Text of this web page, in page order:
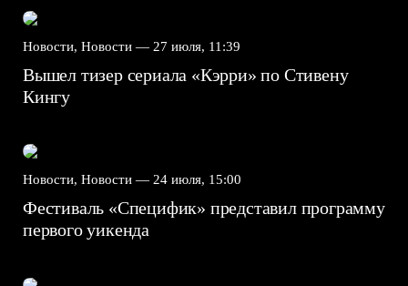
Новости, Новости — 27 июля, 11:39
Вышел тизер сериала «Кэрри» по Стивену
Кингу
Новости, Новости — 24 июля, 15:00
Фестиваль «Специфик» представил программу
первого уикенда